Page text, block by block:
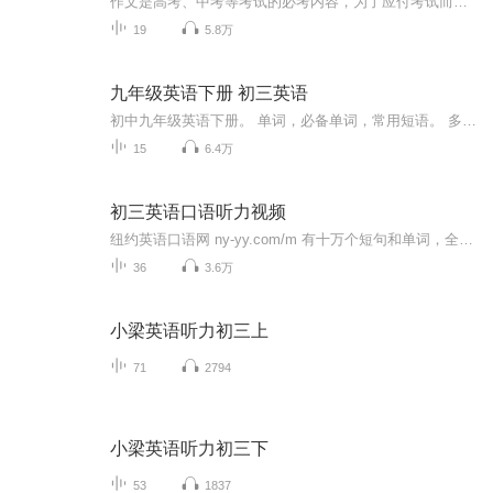
19 5.8万
九年级英语下册 初三英语
15 6.4万
初三英语口语听力视频
36 3.6万
小梁英语听力初三上
71 2794
小梁英语听力初三下
53 1837